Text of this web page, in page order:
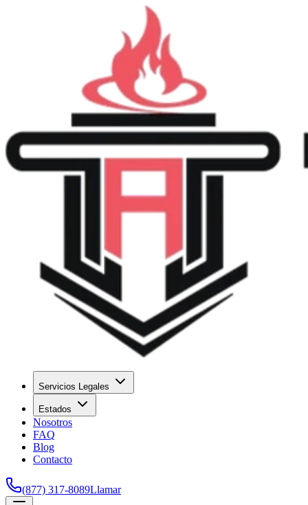
Servicios Legales
Estados
Nosotros
FAQ
Blog
Contacto
(877) 317-8089Llamar